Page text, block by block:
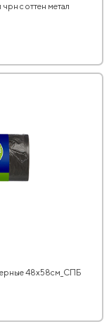
с оттен метал
48х58см_СПБ